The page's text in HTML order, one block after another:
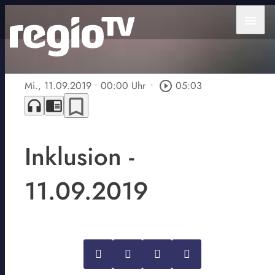
Mi., 11.09.2019 • 00:00 Uhr • play_circle_outline 05:03
headphones chrome_reader_mode bookmark_border
Inklusion -
11.09.2019